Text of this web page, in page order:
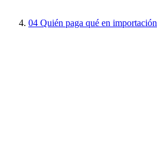
04 Quién paga qué en importación